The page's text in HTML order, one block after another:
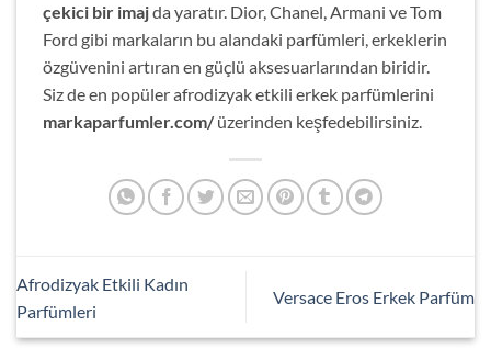
çekici bir imajda yaratır. Dior, Chanel, Armani ve Tom
Ford gibi markaların bu alandaki parfümleri, erkeklerin
özgüvenini artıran en güçlü aksesuarlarından biridir.
Siz de en popüler afrodizyak etkili erkek parfümlerini
markaparfumler.com/üzerinden keşfedebilirsiniz.
Afrodizyak Etkili Kadın
Parfümleri
Versace Eros Erkek Parfüm